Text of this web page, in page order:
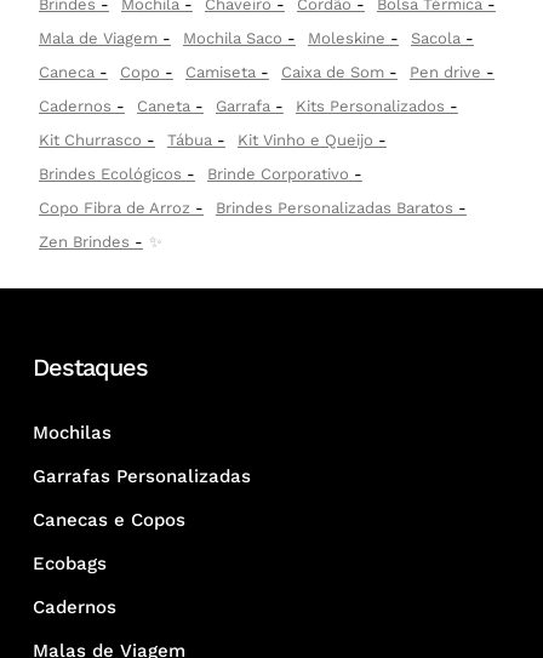
Brindes Mochila Chaveiro Cordão
Bolsa Térmica
Mala de Viagem
Mochila Saco Moleskine
Sacola
Caneca
Copo Camiseta Caixa de Som
Pen drive
Cadernos
Caneta Garrafa
Kits Personalizados
Kit Churrasco
Tábua
Kit Vinho e Queijo
Brindes Ecológicos
Brinde Corporativo
Copo Fibra de Arroz
Brindes Personalizadas Baratos
Zen Brindes
✨
Destaques
Mochilas
Garrafas Personalizadas
Canecas e Copos
Ecobags
Cadernos
Malas de Viagem